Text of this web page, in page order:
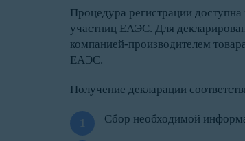
Процедура регистрации
участниц ЕАЭС. Для
компанией-производителем
ЕАЭС.
Получение декларации
Сбор необходимой